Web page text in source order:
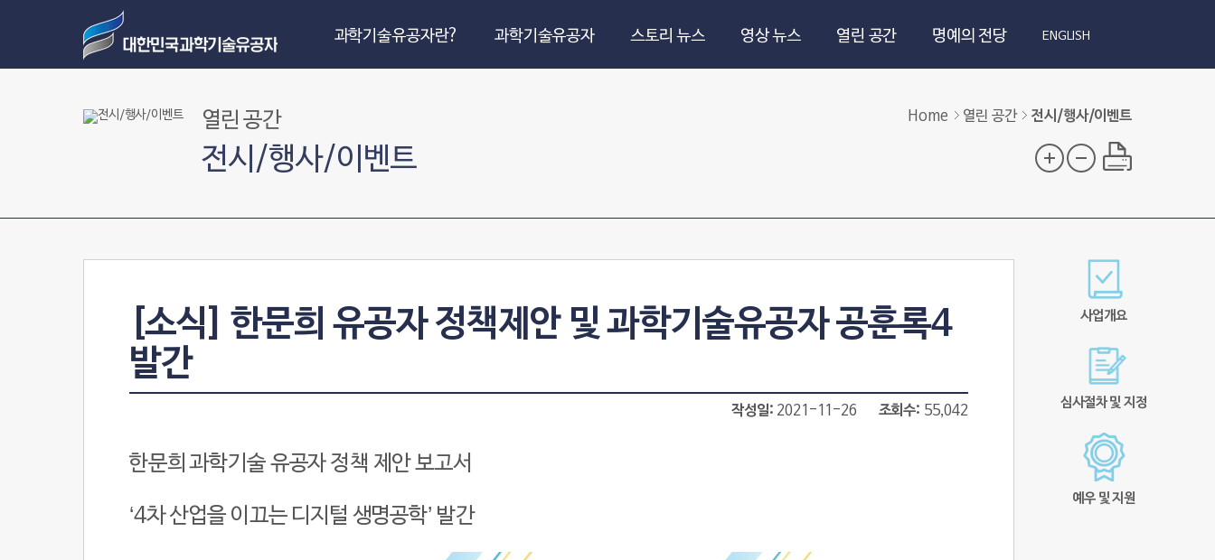
과학기술유공자란? 과학기술유공자 스토리 뉴스 영상 뉴스 열린 공간 명예의 전당 ENGLISH
Home 열린 공간 전시/행사/이벤트
열린 공간
전시/행사/이벤트
[소식] 한문희 유공자 정책제안 및 과학기술유공자 공훈록4
발간
작성일 2021-11-26 조회수 55,042
한문희 과학기술 유공자 정책 제안 보고서
‘4차 산업을 이끄는 디지털 생명공학’ 발간
사업개요
심사절차 및 지정
예우 및 지원